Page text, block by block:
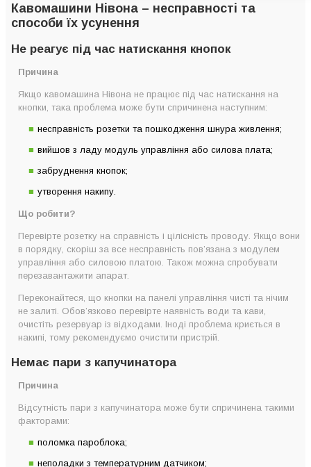
Кавомашини Нівона – несправності та
способи їх усунення
Не реагує під час натискання кнопок
Причина
Якщо кавомашина Нівона не працює під час натискання на
кнопки, така проблема може бути спричинена наступним:
несправність розетки та пошкодження шнура живлення;
вийшов з ладу модуль управління або силова плата;
забруднення кнопок;
утворення накипу.
Що робити?
Перевірте розетку на справність і цілісність проводу. Якщо вони
в порядку, скоріш за все несправність пов’язана з модулем
управління або силовою платою. Також можна спробувати
перезавантажити апарат.
Переконайтеся, що кнопки на панелі управління чисті та нічим
не залиті. Обов’язково перевірте наявність води та кави,
очистіть резервуар із відходами. Іноді проблема криється в
накипі, тому рекомендуємо очистити пристрій.
Немає пари з капучинатора
Причина
Відсутність пари з капучинатора може бути спричинена такими
факторами:
поломка пароблока;
неполадки з температурним датчиком;